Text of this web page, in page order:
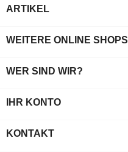
ARTIKEL
WEITERE ONLINE SHOPS
WER SIND WIR?
IHR KONTO
KONTAKT